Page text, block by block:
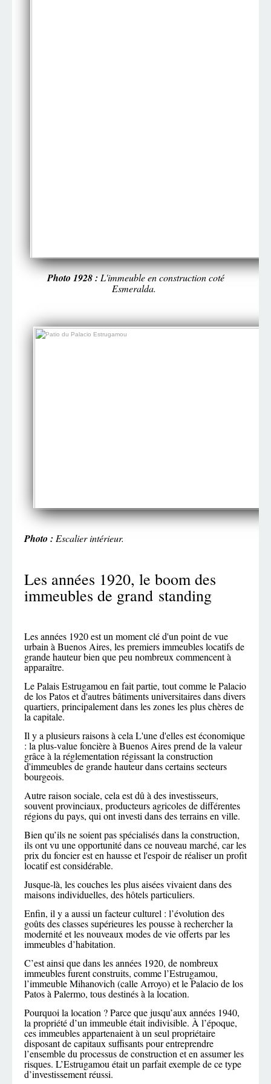
Photo 1928 :L'immeuble en construction coté
Esmeralda.
Photo :Escalier intérieur.
Les années 1920, le boom des
immeubles de grand standing
Les années 1920 est un moment clé d'un point de vue
urbain à Buenos Aires, les premiers immeubles locatifs de
grande hauteur bien que peu nombreux commencent à
apparaître.
Le Palais Estrugamou en fait partie, tout comme le Palacio
de los Patos et d'autres bâtiments universitaires dans divers
quartiers, principalement dans les zones les plus chères de
la capitale.
Il y a plusieurs raisons à cela L'une d'elles est économique
: la plus-value foncière à Buenos Aires prend de la valeur
grâce à la réglementation régissant la construction
d'immeubles de grande hauteur dans certains secteurs
bourgeois.
Autre raison sociale, cela est dû à des investisseurs,
souvent provinciaux, producteurs agricoles de différentes
régions du pays, qui ont investi dans des terrains en ville.
Bien qu’ils ne soient pas spécialisés dans la construction,
ils ont vu une opportunité dans ce nouveau marché, car les
prix du foncier est en hausse et l'espoir de réaliser un profit
locatif est considérable.
Jusque-là, les couches les plus aisées vivaient dans des
maisons individuelles, des hôtels particuliers.
Enfin, il y a aussi un facteur culturel : l’évolution des
goûts des classes supérieures les pousse à rechercher la
modernité et les nouveaux modes de vie offerts par les
immeubles d’habitation.
C’est ainsi que dans les années 1920, de nombreux
immeubles furent construits, comme l’Estrugamou,
l’immeuble Mihanovich (calle Arroyo) et le Palacio de los
Patos à Palermo, tous destinés à la location.
Pourquoi la location ? Parce que jusqu’aux années 1940,
la propriété d’un immeuble était indivisible. À l’époque,
ces immeubles appartenaient à un seul propriétaire
disposant de capitaux suffisants pour entreprendre
l’ensemble du processus de construction et en assumer les
risques. L’Estrugamou était un parfait exemple de ce type
d’investissement réussi.